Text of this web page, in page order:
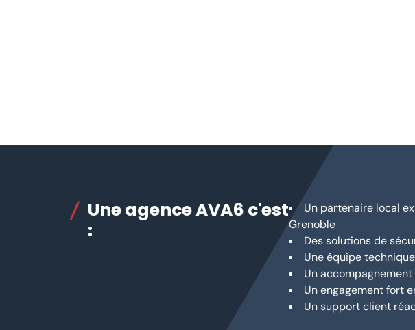
Une agence AVA6 c'est
:
Un partenaire local
Grenoble
Des solutions de
Une équipe
Un
Un engagement fort
Un support client